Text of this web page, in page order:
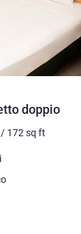
doppio
/ 172 sq ft